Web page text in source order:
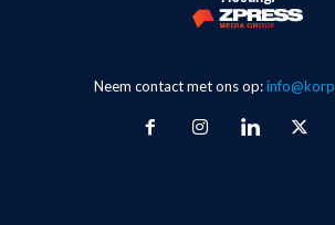
Neem contact met ons op: